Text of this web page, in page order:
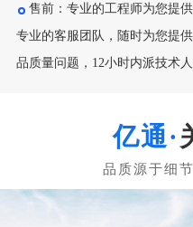
售前：专业的工程师为您提
专业的客服团队，随时为您提
品质量问题，12小时内派技术